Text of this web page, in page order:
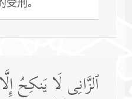
ٱلزَّانِی لَا یَنكِحُ